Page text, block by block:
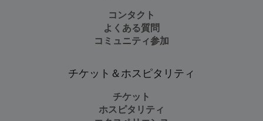
コンタクト
よくある質問
コミュニティ参加
チケット＆ホスピタリティ
チケット
ホスピタリティ